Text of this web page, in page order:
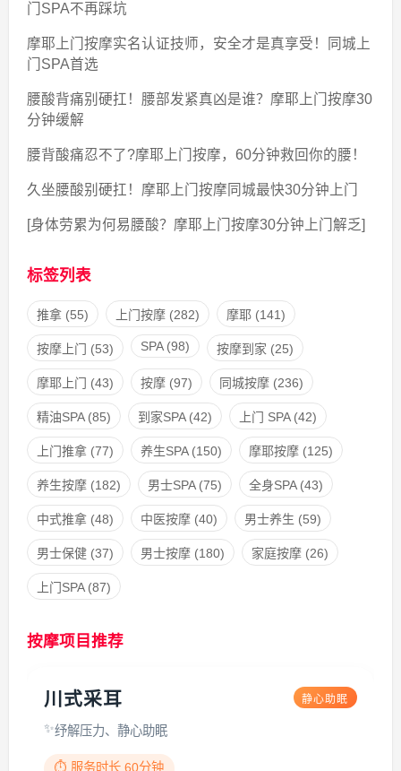
门SPA不再踩坑
摩耶上门按摩实名认证技师，安全才是真享受！同城上
门SPA首选
腰酸背痛别硬扛！腰部发紧真凶是谁？摩耶上门按摩30
分钟缓解
腰背酸痛忍不了?摩耶上门按摩，60分钟救回你的腰！
久坐腰酸别硬扛！摩耶上门按摩同城最快30分钟上门
[身体劳累为何易腰酸？摩耶上门按摩30分钟上门解乏]
标签列表
推拿(55) 上门按摩(282) 摩耶(141)
按摩上门 (53) SPA(98) 按摩到家 (25)
摩耶上门 (43) 按摩(97) 同城按摩(236)
精油SPA(85) 到家SPA(42) 上门 SPA(42)
上门推拿(77) 养生SPA(150) 摩耶按摩(125)
养生按摩(182) 男士SPA(75) 全身SPA(43)
中式推拿(48) 中医按摩(40) 男士养生 (59)
男士保健(37) 男士按摩(180) 家庭按摩(26)
上门SPA(87)
按摩项目推荐
川式采耳 静心助眠
纾解压力、静心助眠
⏱️ 服务时长 60分钟